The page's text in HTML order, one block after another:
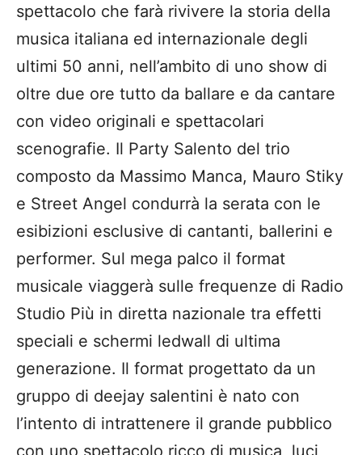
spettacolo che farà rivivere la storia della
musica italiana ed internazionale degli
ultimi 50 anni, nell’ambito di uno show di
oltre due ore tutto da ballare e da cantare
con video originali e spettacolari
scenografie. Il Party Salento del trio
composto da Massimo Manca, Mauro Stiky
e Street Angel condurrà la serata con le
esibizioni esclusive di cantanti, ballerini e
performer. Sul mega palco il format
musicale viaggerà sulle frequenze di Radio
Studio Più in diretta nazionale tra effetti
speciali e schermi ledwall di ultima
generazione. Il format progettato da un
gruppo di deejay salentini è nato con
l’intento di intrattenere il grande pubblico
con uno spettacolo ricco di musica, luci,